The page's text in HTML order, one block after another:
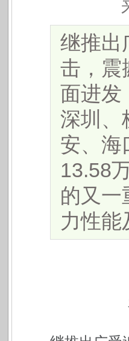
继推出
击，震
面进发
深圳、
安、海
13.58
的又一
力性能